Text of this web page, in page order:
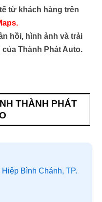
từ khách hàng trên
hồi, hình ảnh và trải
Thành Phát Auto.
THÀNH PHÁT
Bình Chánh, TP.